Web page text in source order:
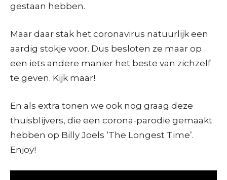
gestaan hebben.
Maar daar stak het coronavirus natuurlijk een
aardig stokje voor. Dus besloten ze maar op
een iets andere manier het beste van zichzelf
te geven. Kijk maar!
En als extra tonen we ook nog graag deze
thuisblijvers, die een corona-parodie gemaakt
hebben op Billy Joels ‘The Longest Time’.
Enjoy!